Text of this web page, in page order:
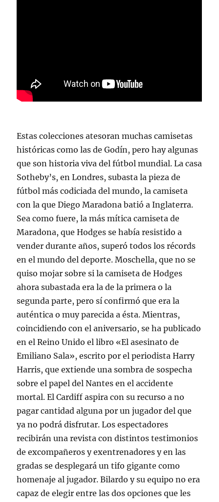
Estas colecciones atesoran muchas camisetas
históricas como las de Godín, pero hay algunas
que son historia viva del fútbol mundial. La casa
Sotheby’s, en Londres, subasta la pieza de
fútbol más codiciada del mundo, la camiseta
con la que Diego Maradona batió a Inglaterra.
Sea como fuere, la más mítica camiseta de
Maradona, que Hodges se había resistido a
vender durante años, superó todos los récords
en el mundo del deporte. Moschella, que no se
quiso mojar sobre si la camiseta de Hodges
ahora subastada era la de la primera o la
segunda parte, pero sí confirmó que era la
auténtica o muy parecida a ésta. Mientras,
coincidiendo con el aniversario, se ha publicado
en el Reino Unido el libro «El asesinato de
Emiliano Sala», escrito por el periodista Harry
Harris, que extiende una sombra de sospecha
sobre el papel del Nantes en el accidente
mortal. El Cardiff aspira con su recurso a no
pagar cantidad alguna por un jugador del que
ya no podrá disfrutar. Los espectadores
recibirán una revista con distintos testimonios
de excompañeros y exentrenadores y en las
gradas se desplegará un tifo gigante como
homenaje al jugador. Bilardo y su equipo no era
capaz de elegir entre las dos opciones que les